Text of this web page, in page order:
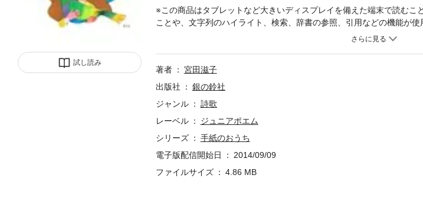
試し読み
※この商品はタブレットなど大きいディスプレイを備えた端末で読むこ
ことや、文字列のハイライト、検索、辞書の参照、引用などの機能が
に・・・”サトウハチロー師匠の、私へのお言葉どおりにぽつぽつと二
著者
宮田滋子
出版社
銀の鈴社
ジャンル
詩歌
レーベル
ジュニアポエム
シリーズ
手紙のおうち
電子版配信開始日
2014/09/09
ファイルサイズ
4.86 MB